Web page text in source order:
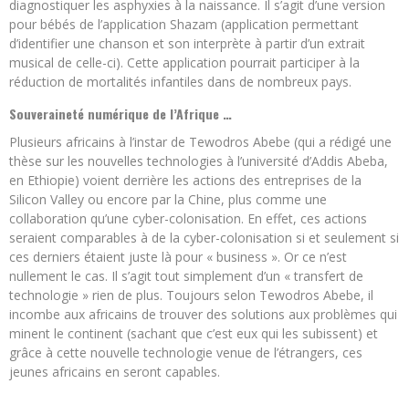
diagnostiquer les asphyxies à la naissance. Il s’agit d’une version
pour bébés de l’application Shazam (application permettant
d’identifier une chanson et son interprète à partir d’un extrait
musical de celle-ci). Cette application pourrait participer à la
réduction de mortalités infantiles dans de nombreux pays.
Souveraineté numérique de l’Afrique …
Plusieurs africains à l’instar de Tewodros Abebe (qui a rédigé une
thèse sur les nouvelles technologies à l’université d’Addis Abeba,
en Ethiopie) voient derrière les actions des entreprises de la
Silicon Valley ou encore par la Chine, plus comme une
collaboration qu’une cyber-colonisation. En effet, ces actions
seraient comparables à de la cyber-colonisation si et seulement si
ces derniers étaient juste là pour « business ». Or ce n’est
nullement le cas. Il s’agit tout simplement d’un « transfert de
technologie » rien de plus. Toujours selon Tewodros Abebe, il
incombe aux africains de trouver des solutions aux problèmes qui
minent le continent (sachant que c’est eux qui les subissent) et
grâce à cette nouvelle technologie venue de l’étrangers, ces
jeunes africains en seront capables.